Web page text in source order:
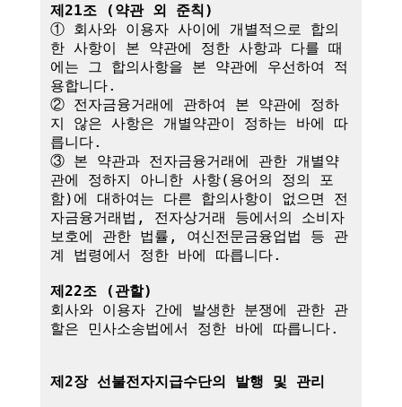
제21조 (약관 외 준칙)
① 회사와 이용자 사이에 개별적으로 합의
한 사항이 본 약관에 정한 사항과 다를 때
에는 그 합의사항을 본 약관에 우선하여 적
용합니다.
② 전자금융거래에 관하여 본 약관에 정하
지 않은 사항은 개별약관이 정하는 바에 따
릅니다.
③ 본 약관과 전자금융거래에 관한 개별약
관에 정하지 아니한 사항(용어의 정의 포
함)에 대하여는 다른 합의사항이 없으면 전
자금융거래법, 전자상거래 등에서의 소비자
보호에 관한 법률, 여신전문금융업법 등 관
계 법령에서 정한 바에 따릅니다.
제22조 (관할)
회사와 이용자 간에 발생한 분쟁에 관한 관
할은 민사소송법에서 정한 바에 따릅니다.
제2장 선불전자지급수단의 발행 및 관리